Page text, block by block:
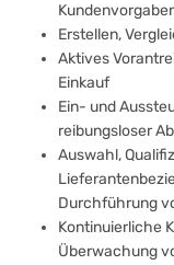
Erstellen,
Aktives
Einkauf
Ein- und
reibungsloser
Auswahl,
Durchführung
Kontinuierliche
Überwachung